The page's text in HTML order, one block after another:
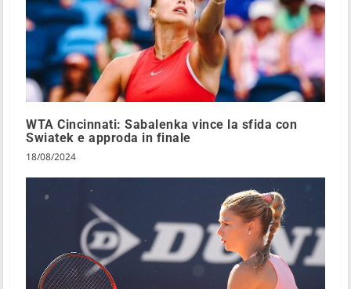
WTA Cincinnati: Sabalenka vince la sfida con
Swiatek e approda in finale
18/08/2024